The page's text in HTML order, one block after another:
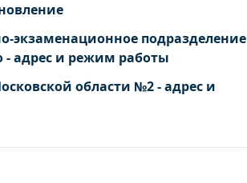
экзаменационное подразделение
- адрес и режим работы
области №2 - адрес и